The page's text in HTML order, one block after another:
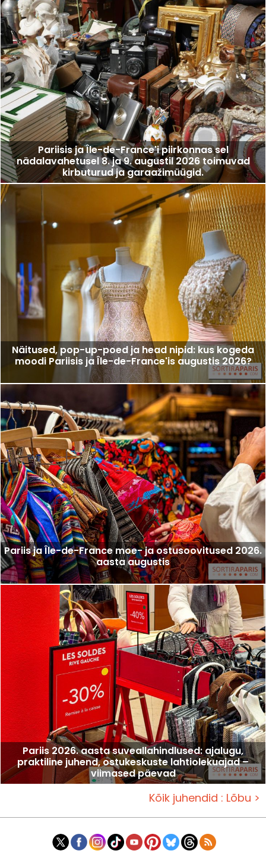
Pariisis ja Île-de-France'i piirkonnas sel
nädalavahetusel 8. ja 9. augustil 2026 toimuvad
kirbuturud ja garaažimüügid.
Näitused, pop-up-poed ja head nipid: kus kogeda
moodi Pariisis ja Île-de-France'is augustis 2026?
Pariis ja Île-de-France moe- ja ostusoovitused 2026.
aasta augustis
Pariis 2026. aasta suveallahindlused: ajalugu,
praktiline juhend, ostukeskuste lahtiolekuajad –
viimased päevad
Kõik juhendid : Lõbu >